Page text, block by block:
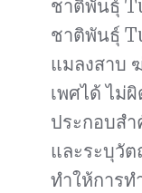
ชาติพันธุ์
ชาติพันธุ์
แมลงสาบ
เพศได้ ไม่
ประกอบส
และระบุวั
ทำให้การท